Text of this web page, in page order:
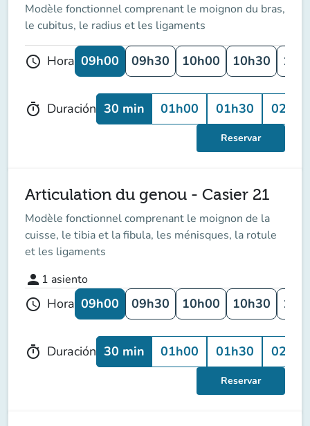
Modèle fonctionnel comprenant le moignon du bras,
le cubitus, le radius et les ligaments
schedule Hora 09h00 09h30 10h00 10h30
timer Duración 30 min 01h00 01h30 02h00
Reservar
Articulation du genou - Casier 21
Modèle fonctionnel comprenant le moignon de la
cuisse, le tibia et la fibula, les ménisques, la rotule
et les ligaments
person 1 asiento
schedule Hora 09h00 09h30 10h00 10h30
timer Duración 30 min 01h00 01h30 02h00
Reservar